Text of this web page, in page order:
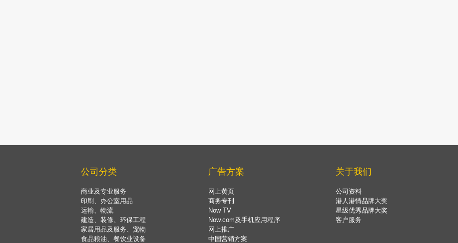
公司分类
商业及专业服务
印刷、办公室用品
运输、物流
建造、装修、环保工程
家居用品及服务、宠物
食品粮油、餐饮业设备
广告方案
网上黄页
商务专刊
Now TV
Now.com及手机应用程序
网上推广
中国营销方案
关于我们
公司资料
港人港情品牌大奖
星级优秀品牌大奖
客户服务